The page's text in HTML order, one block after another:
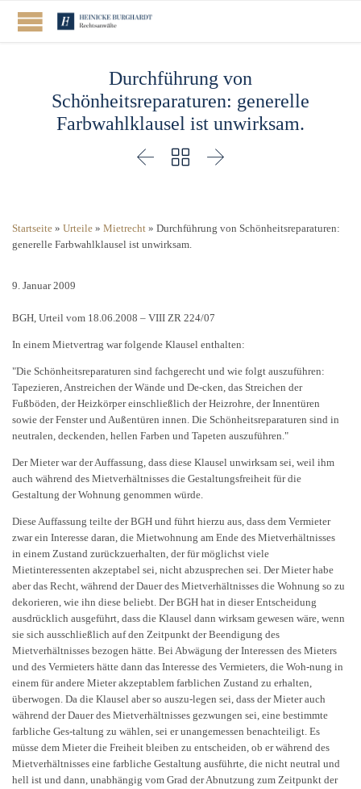
Durchführung von
Schönheitsreparaturen: generelle
Farbwahlklausel ist unwirksam.
  
Startseite » Urteile » Mietrecht » Durchführung von Schönheitsreparaturen:
generelle Farbwahlklausel ist unwirksam.
9. Januar 2009
BGH, Urteil vom 18.06.2008 – VIII ZR 224/07
In einem Mietvertrag war folgende Klausel enthalten:
"Die Schönheitsreparaturen sind fachgerecht und wie folgt auszuführen:
Tapezieren, Anstreichen der Wände und De-cken, das Streichen der
Fußböden, der Heizkörper einschließlich der Heizrohre, der Innentüren
sowie der Fenster und Außentüren innen. Die Schönheitsreparaturen sind in
neutralen, deckenden, hellen Farben und Tapeten auszuführen."
Der Mieter war der Auffassung, dass diese Klausel unwirksam sei, weil ihm
auch während des Mietverhältnisses die Gestaltungsfreiheit für die
Gestaltung der Wohnung genommen würde.
Diese Auffassung teilte der BGH und führt hierzu aus, dass dem Vermieter
zwar ein Interesse daran, die Mietwohnung am Ende des Mietverhältnisses
in einem Zustand zurückzuerhalten, der für möglichst viele
Mietinteressenten akzeptabel sei, nicht abzusprechen sei. Der Mieter habe
aber das Recht, während der Dauer des Mietverhältnisses die Wohnung so zu
dekorieren, wie ihn diese beliebt. Der BGH hat in dieser Entscheidung
ausdrücklich ausgeführt, dass die Klausel dann wirksam gewesen wäre, wenn
sie sich ausschließlich auf den Zeitpunkt der Beendigung des
Mietverhältnisses bezogen hätte. Bei Abwägung der Interessen des Mieters
und des Vermieters hätte dann das Interesse des Vermieters, die Woh-nung in
einem für andere Mieter akzeptablem farblichen Zustand zu erhalten,
überwogen. Da die Klausel aber so auszu-legen sei, dass der Mieter auch
während der Dauer des Mietverhältnisses gezwungen sei, eine bestimmte
farbliche Ges-taltung zu wählen, sei er unangemessen benachteiligt. Es
müsse dem Mieter die Freiheit bleiben zu entscheiden, ob er während des
Mietverhältnisses eine farbliche Gestaltung ausführte, die nicht neutral und
hell ist und dann, unabhängig vom Grad der Abnutzung zum Zeitpunkt der